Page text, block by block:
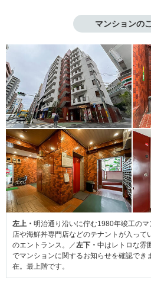
マンションの
左上・ 明治通り沿いに佇む1980年竣工の
店や海鮮丼専門店などのテナントが入って
のエントランス。／左下・ 中はレトロな雰
でマンションに関するお知らせを確認でき
在。最上階です。